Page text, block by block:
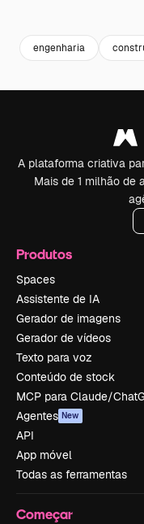
engenharia
A plataforma criativa
Mais de 1 milhão de
Produtos
Spaces
Assistente de IA
Gerador de imagens
Gerador de vídeos
Texto para voz
Conteúdo de stock
MCP para Claude/
Agentes New
API
App móvel
Todas as ferramentas
Começar